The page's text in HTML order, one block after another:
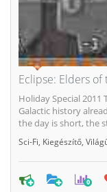
Eclipse: Elders of
Holiday Special
Galactic history
the day is short, the
Sci-Fi Kiegészítő
0